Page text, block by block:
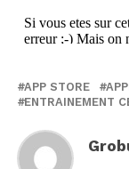
APP STORE
ENTRAINEMENT